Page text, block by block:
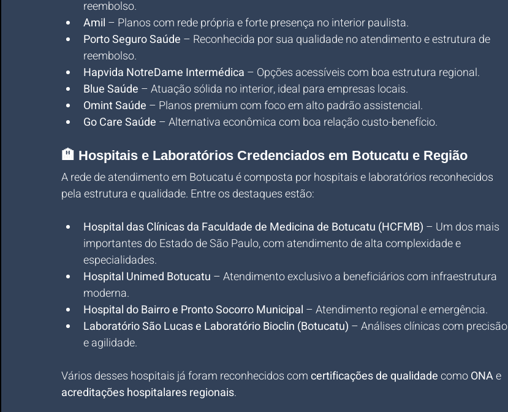
reembolso.
Amil – Planos com rede própria e forte presença no interior paulista.
Porto Seguro Saúde – Reconhecida por sua qualidade no atendimento e estrutura de
reembolso.
Hapvida NotreDame Intermédica – Opções acessíveis com boa estrutura regional.
Blue Saúde – Atuação sólida no interior, ideal para empresas locais.
Omint Saúde – Planos premium com foco em alto padrão assistencial.
Go Care Saúde – Alternativa econômica com boa relação custo-benefício.
🏨 Hospitais e Laboratórios Credenciados em Botucatu e Região
A rede de atendimento em Botucatu é composta por hospitais e laboratórios reconhecidos
pela estrutura e qualidade. Entre os destaques estão:
Hospital das Clínicas da Faculdade de Medicina de Botucatu (HCFMB) – Um dos mais
importantes do Estado de São Paulo, com atendimento de alta complexidade e
especialidades.
Hospital Unimed Botucatu – Atendimento exclusivo a beneficiários com infraestrutura
moderna.
Hospital do Bairro e Pronto Socorro Municipal – Atendimento regional e emergência.
Laboratório São Lucas e Laboratório Bioclin (Botucatu) – Análises clínicas com precisão
e agilidade.
Vários desses hospitais já foram reconhecidos com certificações de qualidade como ONA e
acreditações hospitalares regionais.